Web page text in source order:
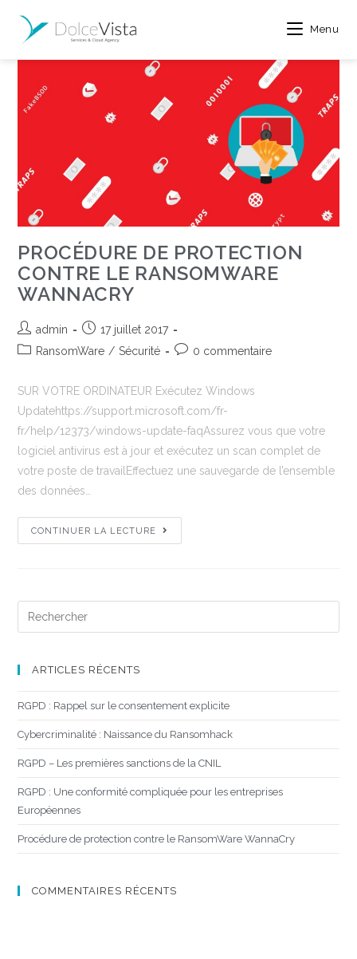
Menu
PROCÉDURE DE PROTECTION
CONTRE LE RANSOMWARE
WANNACRY
admin
17 juillet 2017
RansomWare / Sécurité 0 commentaire
SUR VOTRE ORDINATEUR Exécutez Windows
Updatehttps://support.microsoft.com/fr-
fr/help/12373/windows-update-faqAssurez vous que votre
logiciel antivirus est à jour et exécutez un scan complet de
votre poste de travailEffectuez une sauvegarde de l’ensemble
des données…
CONTINUER LA LECTURE
ARTICLES RÉCENTS
RGPD : Rappel sur le consentement explicite
Cybercriminalité : Naissance du Ransomhack
RGPD – Les premières sanctions de la CNIL
RGPD : Une conformité compliquée pour les entreprises
Européennes
Procédure de protection contre le RansomWare WannaCry
COMMENTAIRES RÉCENTS